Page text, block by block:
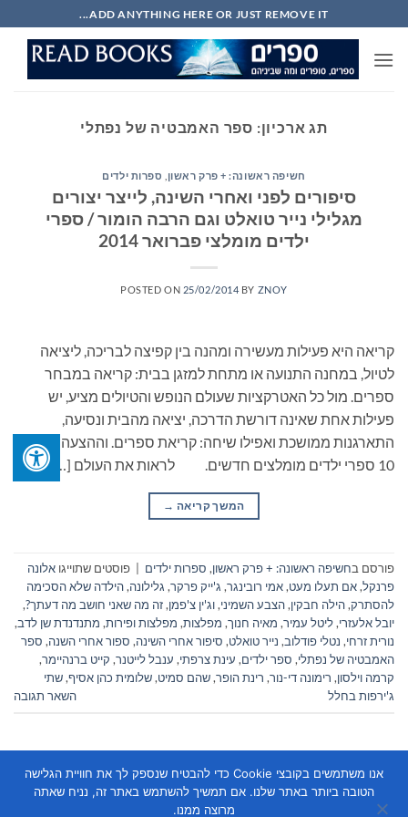
to
content
ADD ANYTHING HERE OR JUST REMOVE IT...
תג ארכיון: ספר האמבטיה של נפתלי
חשיפה ראשונה: + פרק ראשון ספרות ילדים
סיפורים לפני ואחרי השינה, לייצר יצורים
מגלילי נייר טואלט וגם הרבה הומור / ספרי
ילדים מומלצי פברואר 2014
POSTED ON 25/02/2014 BY ZNOY
קריאה היא פעילות מעשירה ומהנה בין קפיצה לבריכה, ליציאה
לטיול, במחנה התנועה או מתחת למזגן בבית: קריאה במבחר
ספרים. מול כל האטרקציות שעולם הנופש והטיולים מציע, יש
פעילות אחת שאינה דורשת הדרכה, יציאה מהבית ונסיעה,
התארגנות ממושכת ואפילו שיחה: קריאת ספרים. וההצעה הפעם:
10 ספרי ילדים מומלצים חדשים. לראות את העולם […]
המשך קריאה →
פורסם בחשיפה ראשונה: + פרק ראשון, ספרות ילדים פוסטים שתוייגו אלונה
פרנקל,אם תעלו מעט,אמי רובינגר, ג'ייק פרקר, גלילונה,הילדה שלא הסכימה
להסתרק,הילה חבקין,הצבע השמיני,וג'ין צ'פמן,זה מה שאני חושב מה דעתך?,
יובל אלעזרי,ליטל עמיר, מאיה חנוך, מפלצות, מפלצות ופירות, מתנדנדת שן לדב,
נורית זרחי, נטלי פודלוב, נייר טואלט, סיפור אחרי השינה, ספור אחרי השנה, ספר
האמבטיה של נפתלי, ספר ילדים, עינת צרפתי, ענבל לייטנר, קייט ברנהיימר,
קרמה וילסון, רימונה די-נור, רינת הופר,שהם סמיט,שלומית כהן אסיף,שתי
ג'ירפות בחלל
השאר תגובה
אנו משתמשים בקובצי Cookie כדי להבטיח שנספק לך את חוויית הגלישה
הטובה ביותר באתר שלנו. אם תמשיך להשתמש באתר זה, נניח שאתה
מרוצה ממנו.